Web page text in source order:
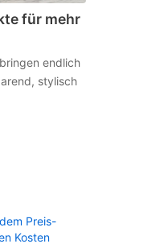
für mehr
endlich
stylisch
Preis-
Kosten